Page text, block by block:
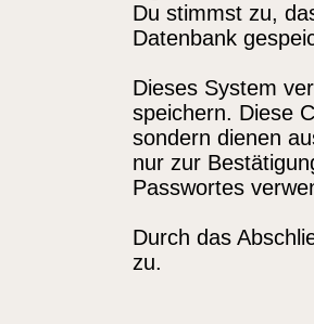
Du stimmst zu,
Datenbank
Dieses System
speichern. Diese
sondern dienen
nur zur
Passwortes
Durch das
zu.